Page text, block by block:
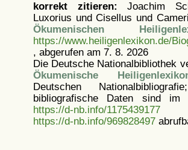
korrekt zitieren: Joachim
Luxorius und Cisellus und
Ökumenischen
https://www.heiligenlexikon.de/
, abgerufen am 7. 8. 2026
Die Deutsche Nationalbibliothek
Ökumenische
Deutschen
bibliografische Daten sind im
https://d-nb.info/1175439177
https://d-nb.info/969828497